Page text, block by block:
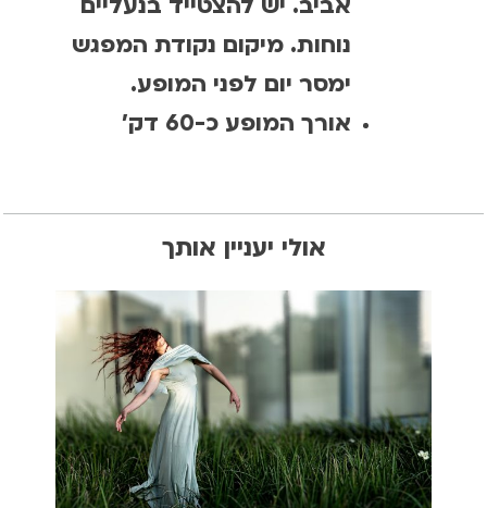
נוחות. מיקום נקודת המפגש
ימסר יום לפני המופע.
אורך המופע כ-60 דק'
אולי יעניין אותך